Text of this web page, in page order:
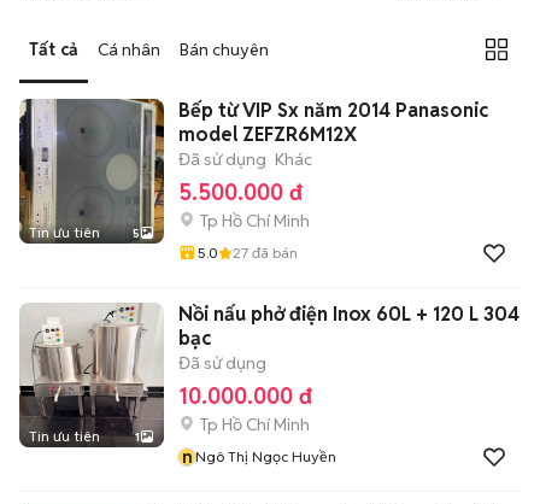
Tất cả Cá nhân Bán chuyên
Tin ưu tiên 5
Bếp từ VIP Sx năm 2014 Panasonic
model ZEFZR6M12X
Đã sử dụng Khác
5.500.000 đ
Tp Hồ Chí Minh
5.0 27 đã bán
Tin ưu tiên 1
Nồi nấu phở điện Inox 60L + 120 L 304
bạc
Đã sử dụng
10.000.000 đ
Tp Hồ Chí Minh
nNgô Thị Ngọc Huyền